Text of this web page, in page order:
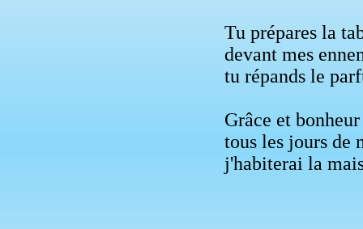
Tu prépares la
devant mes
tu répands le
Grâce et
tous les jours de
j'habiterai la